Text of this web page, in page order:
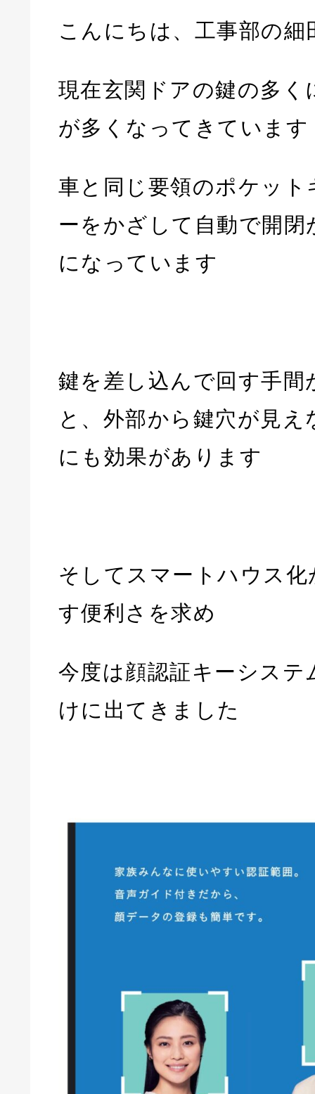
こんにちは、工事部の細
現在玄関ドアの鍵の多く
が多くなってきています
車と同じ要領のポケット
ーをかざして自動で開閉
になっています
鍵を差し込んで回す手間
と、外部から鍵穴が見え
にも効果があります
そしてスマートハウス
す便利さを求め
今度は顔認証キーシステ
けに出てきました